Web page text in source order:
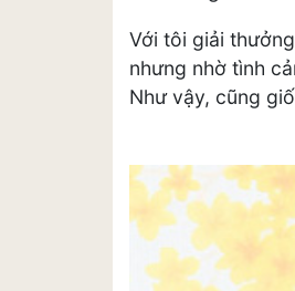
Với tôi giải
nhưng nhờ tình
Như vậy, cũng